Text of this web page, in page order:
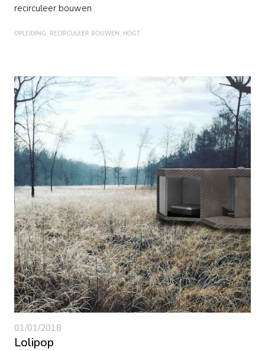
recirculeer bouwen
OPLEIDING RECIRCULEER BOUWEN HOGT
01/01/2018
Lolipop